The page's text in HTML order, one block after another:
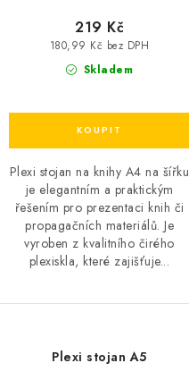
Skladem
180,99 Kč bez DPH
219 Kč
Plexi stojan na knihy A4 na šířku
je elegantním a praktickým
řešením pro prezentaci knih či
propagačních materiálů. Je
vyroben z kvalitního čirého
plexiskla, které zajišťuje...
Plexi stojan A5